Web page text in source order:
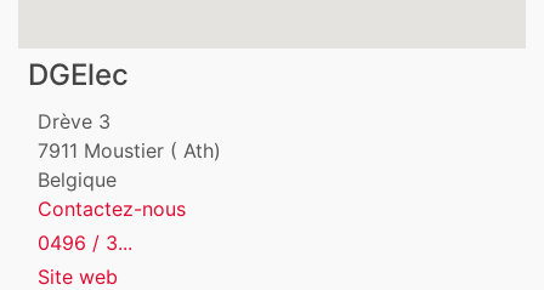
DGElec
Drève 3
7911 Moustier ( Ath)
Belgique
Contactez-nous
0496 / 3...
Site web